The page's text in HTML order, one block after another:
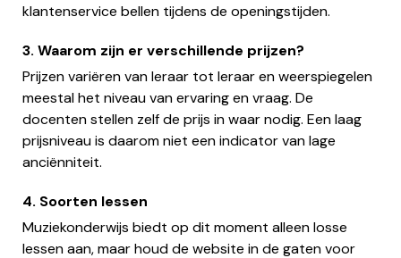
klantenservice bellen tijdens de openingstijden.
3. Waarom zijn er verschillende prijzen?
Prijzen variëren van leraar tot leraar en weerspiegelen
meestal het niveau van ervaring en vraag. De
docenten stellen zelf de prijs in waar nodig. Een laag
prijsniveau is daarom niet een indicator van lage
anciënniteit.
4. Soorten lessen
Muziekonderwijs biedt op dit moment alleen losse
lessen aan, maar houd de website in de gaten voor